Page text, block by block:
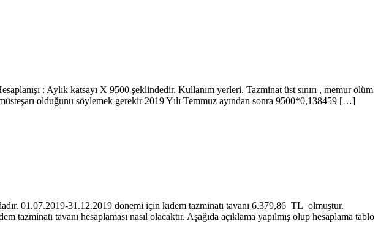
: Aylık katsayı X 9500 şeklindedir. Kullanım yerleri. Tazminat üst sınırı , memur ölüm
olduğunu söylemek gerekir 2019 Yılı Temmuz ayından sonra 9500*0,138459 […]
01.07.2019-31.12.2019 dönemi için kıdem tazminatı tavanı 6.379,86 TL olmuştur.
tazminatı tavanı hesaplaması nasıl olacaktır. Aşağıda açıklama yapılmış olup hesaplama tablo